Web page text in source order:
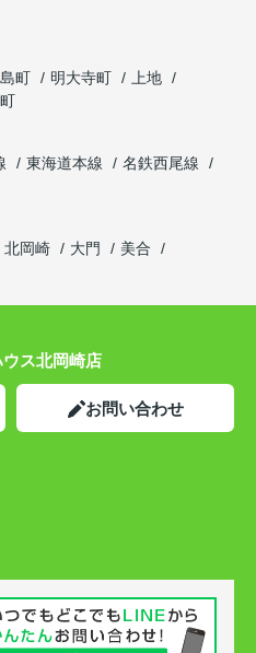
町 明大寺町
上地
東海道本線
名鉄西尾線
北岡崎 大門
美合
ス北岡崎店
お問い合わせ